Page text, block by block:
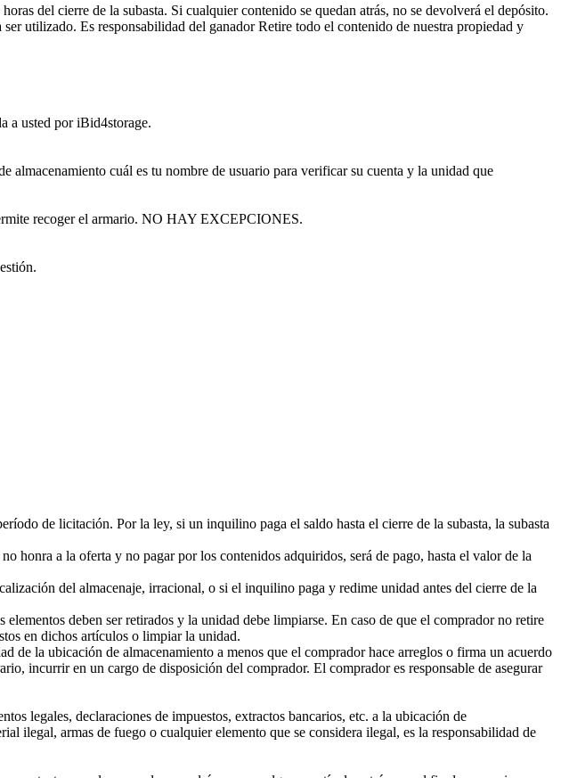
del cierre de la subasta. Si cualquier contenido se quedan atrás, no se devolverá el depósito.
utilizado. Es responsabilidad del ganador Retire todo el contenido de nuestra propiedad y
a usted por iBid4storage.
almacenamiento cuál es tu nombre de usuario para verificar su cuenta y la unidad que
recoger el armario. NO HAY EXCEPCIONES.
de licitación. Por la ley, si un inquilino paga el saldo hasta el cierre de la subasta, la subasta
honra a la oferta y no pagar por los contenidos adquiridos, será de pago, hasta el valor de la
del almacenaje, irracional, o si el inquilino paga y redime unidad antes del cierre de la
deben ser retirados y la unidad debe limpiarse. En caso de que el comprador no retire
en dichos artículos o limpiar la unidad.
de la ubicación de almacenamiento a menos que el comprador hace arreglos o firma un acuerdo
incurrir en un cargo de disposición del comprador. El comprador es responsable de asegurar
legales, declaraciones de impuestos, extractos bancarios, etc. a la ubicación de
ilegal, armas de fuego o cualquier elemento que se considera ilegal, es la responsabilidad de